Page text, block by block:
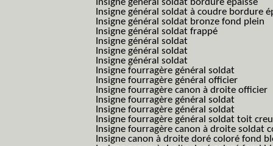
Insigne général soldat bordure épaisse
Insigne général soldat à coudre bordure
Insigne général soldat bronze fond plein
Insigne général soldat frappé
Insigne général soldat
Insigne général soldat
Insigne général soldat
Insigne fourragère général soldat
Insigne fourragère général officier
Insigne fourragère canon à droite officier
Insigne fourragère général soldat
Insigne fourragère général soldat
Insigne fourragère général soldat toit
Insigne fourragère canon à droite soldat
Insigne canon à droite doré coloré fond